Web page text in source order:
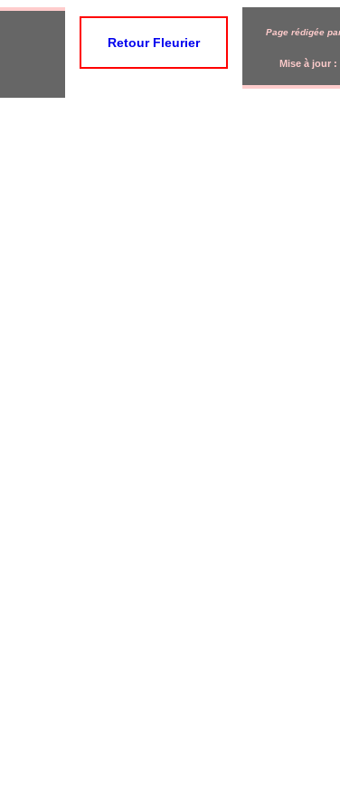
Retour Fleurier
Page rédigée
Mise à jour :